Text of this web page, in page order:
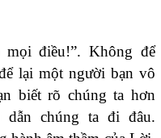
mọi điều!”. Không để
lại một người bạn vô
biết rõ chúng ta hơn
dẫn chúng ta đi đâu.